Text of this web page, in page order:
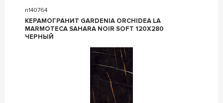
n140764
КЕРАМОГРАНИТ GARDENIA ORCHIDEA LA
MARMOTECA SAHARA NOIR SOFT 120X280
ЧЕРНЫЙ